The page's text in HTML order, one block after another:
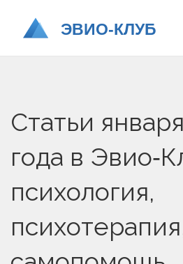
Статьи
года в
психология,